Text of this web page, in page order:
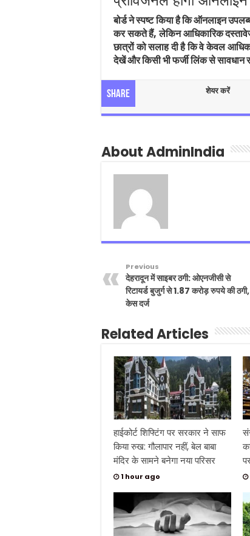
बोर्ड ने स्पष्ट किया है कि ऑनलाइन
कर सकते हैं, लेकिन आधिकारिक
छात्रों को सलाह दी है कि वे केवल
देखें और किसी भी फर्जी लिंक से सावधान
Share
शेयर करें
About AdminIndia
Previous
देहरादून में साइबर ठगी: ओएनजीसी से
रिटायर्ड बुजुर्ग से 1.87 करोड़ रुपये की ठगी,
केस दर्ज
Related Articles
हाईकोर्ट शिफ्टिंग पर सरकार ने साफ
किया रुख: गौलापार नहीं, बेल बाबा
मंदिर के सामने बनेगा नया परिसर
1 hour ago